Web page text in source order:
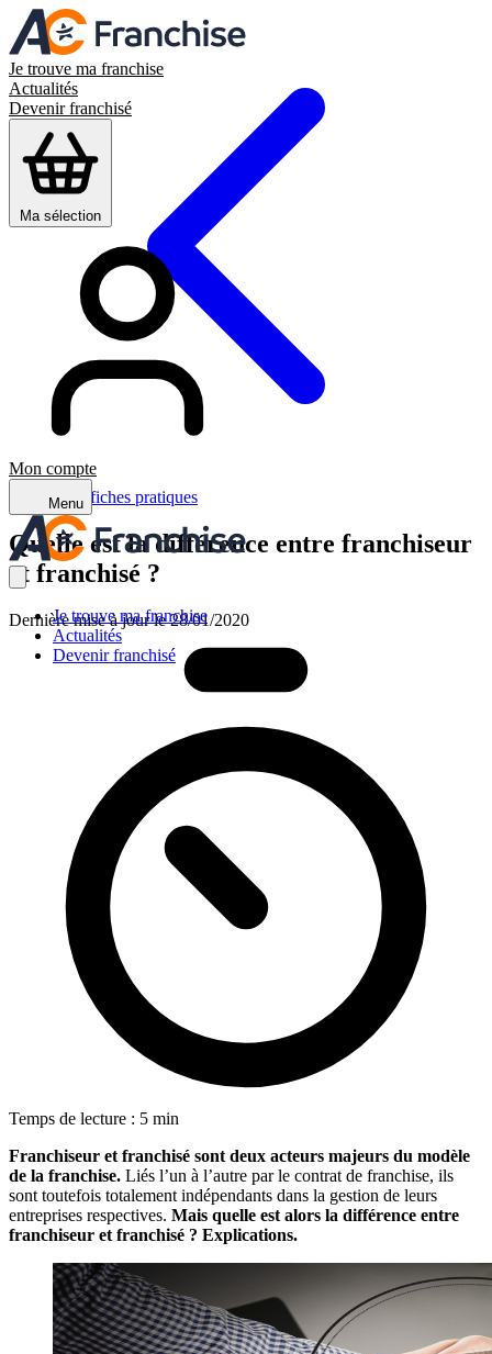
Je trouve ma franchise
Actualités
Devenir franchisé
Ma sélection
Mon compte
Menu
Je trouve ma franchise
Actualités
Devenir franchisé
Retour aux fiches pratiques
Quelle est la différence entre franchiseur
et franchisé ?
Dernière mise à jour le 28/01/2020
Temps de lecture : 5 min
Franchiseur et franchisé sont deux acteurs majeurs du modèle
de la franchise. Liés l’un à l’autre par le contrat de franchise, ils
sont toutefois totalement indépendants dans la gestion de leurs
entreprises respectives. Mais quelle est alors la différence entre
franchiseur et franchisé ? Explications.